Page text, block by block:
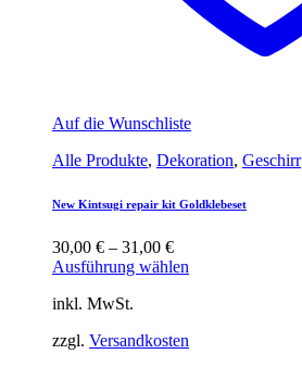
Auf die Wunschliste
Alle Produkte, Dekoration, Geschirr
New Kintsugi repair kit Goldklebeset
30,00 € – 31,00 €
Ausführung wählen
inkl. MwSt.
zzgl. Versandkosten